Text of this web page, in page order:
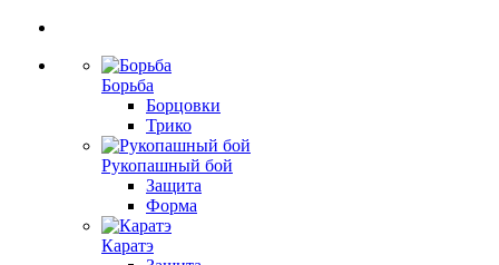
Борьба
Борцовки
Трико
Рукопашный бой
Защита
Форма
Каратэ